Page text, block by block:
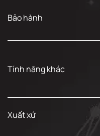
Bảo hành
Tính năng khác
Xuất xứ